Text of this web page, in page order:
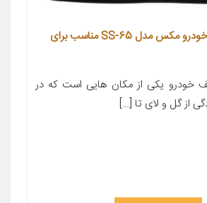
کفپوش سه بعدی خودرو مکس مدل SS-65 مناسب برای
خودرو یکی از مکان هایی است که در
از گل و لای تا […]